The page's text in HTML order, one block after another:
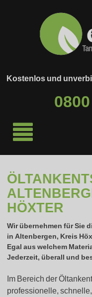
Kostenlos und
HÖXTER
Wir übernehmen für Sie
in Altenbergen, Kreis
Egal aus welchem
Jederzeit, überall und
Im Bereich der
professionelle,